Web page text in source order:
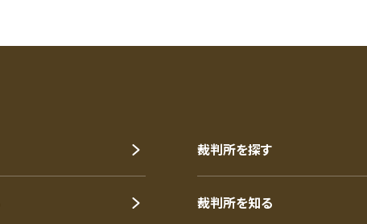
裁判所を探す
裁判所を知る